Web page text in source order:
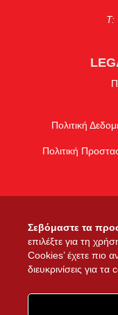
Τ:
Πολιτική
Πολιτική
Σε
Σεβόμαστε τα
επιλέξτε για τη
Cookies’ έχετε πιο
διευκρινίσεις για